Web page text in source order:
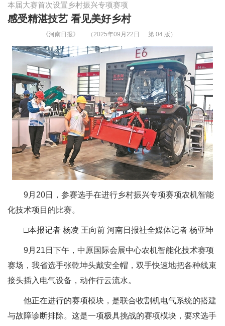
本届大赛首次设置乡村振兴专项赛项
感受精湛技艺 看见美好乡村
《河南日报》 （2025年09月22日 第 04 版）
9月20日，参赛选手在进行乡村振兴专项赛项农机智能
化技术项目的比赛。
□本报记者 杨凌 王向前 河南日报社全媒体记者 杨亚坤
9月21日下午，中原国际会展中心农机智能化技术赛项
赛场，我省选手张乾坤头戴安全帽，双手快速地把各种线束
接头插入电气设备，动作行云流水。
他正在进行的赛项模块，是联合收割机电气系统的搭建
与故障诊断排除。这是一项极具挑战的赛项模块，要求选手